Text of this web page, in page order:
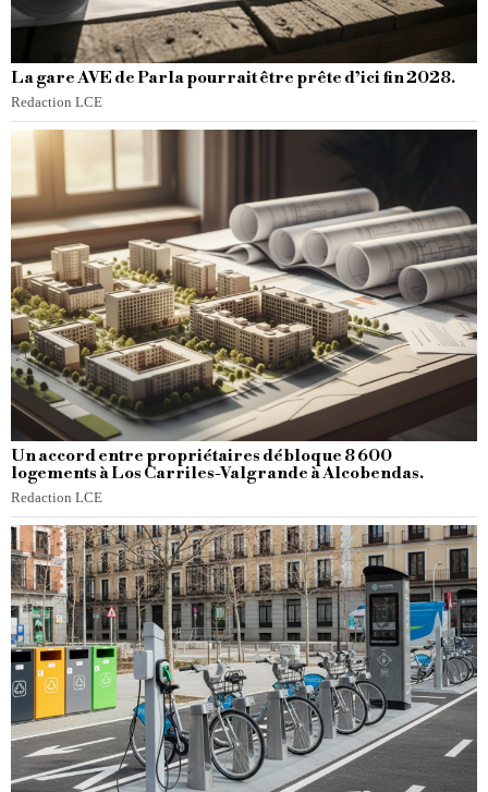
La gare AVE de Parla pourrait être prête d’ici fin 2028.
Redaction LCE
Un accord entre propriétaires débloque 8 600
logements à Los Carriles-Valgrande à Alcobendas.
Redaction LCE